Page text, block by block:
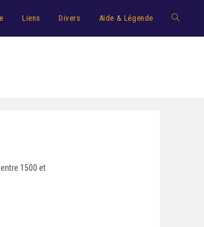
Liens Divers Aide & Légende
1500 et